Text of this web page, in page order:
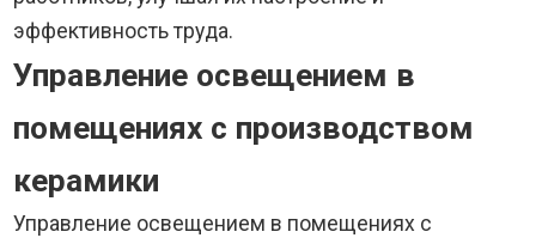
эффективность труда.
Управление освещением в
помещениях с производством
керамики
Управление освещением в помещениях с